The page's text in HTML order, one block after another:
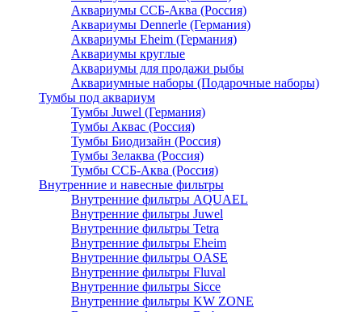
Аквариумы ССБ-Аква (Россия)
Аквариумы Dennerle (Германия)
Аквариумы Eheim (Германия)
Аквариумы круглые
Аквариумы для продажи рыбы
Аквариумные наборы (Подарочные наборы)
Тумбы под аквариум
Тумбы Juwel (Германия)
Тумбы Аквас (Россия)
Тумбы Биодизайн (Россия)
Тумбы Зелаква (Россия)
Тумбы ССБ-Аква (Россия)
Внутренние и навесные фильтры
Внутренние фильтры AQUAEL
Внутренние фильтры Juwel
Внутренние фильтры Tetra
Внутренние фильтры Eheim
Внутренние фильтры OASE
Внутренние фильтры Fluval
Внутренние фильтры Sicce
Внутренние фильтры KW ZONE